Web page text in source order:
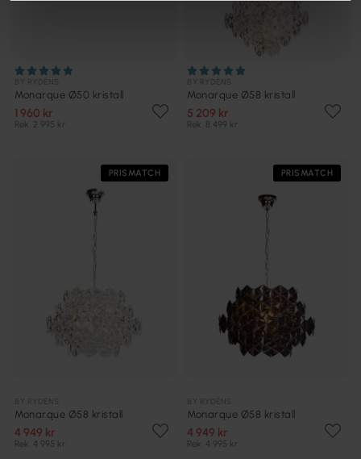
Monarque Ø50 kristall
1 960 kr
Rek. 2 995 kr
Monarque Ø58 kristall
5 209 kr
Rek. 8 499 kr
PRISMATCH
Monarque Ø58 kristall
4 949 kr
Rek. 4 995 kr
PRISMATCH
Monarque Ø58 kristall
4 949 kr
Rek. 4 995 kr